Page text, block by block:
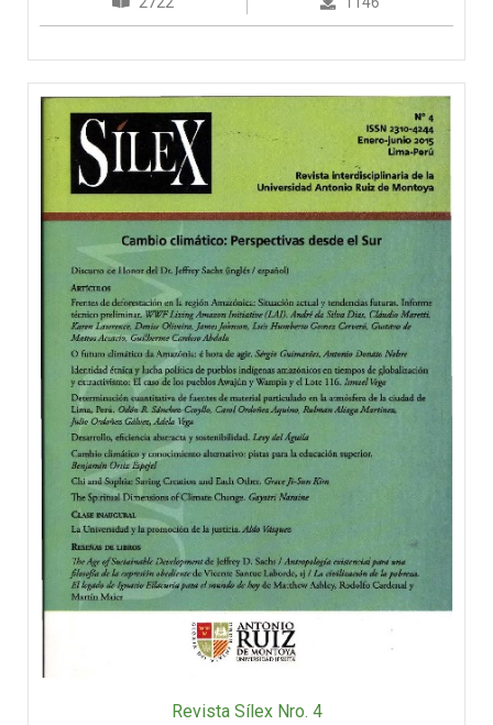
Revista Sílex Nro. 4